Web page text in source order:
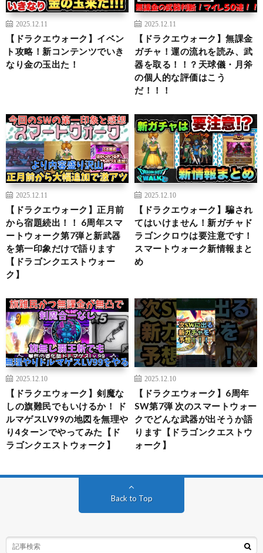
2025.12.11
【ドラクエウォーク】イベン
ト攻略！新コンテンツでいき
なり金の玉出た！
2025.12.11
【ドラクエウォーク】無課金
ガチャ！運の流れを読み、武
器を取る！！？天球儀・月斧
の個人的な評価はこう
だ！！！
2025.12.11
【ドラクエウォーク】正月前
から宿題続出！！ 6周年スマ
ートウォーク第7弾と新武器
を第一印象だけで語ります
【ドラゴンクエストウォー
ク】
2025.12.10
【ドラクエウォーク】騙され
てはいけません！新ガチャド
ラゴンクロウは要注意です！
スマートウォーク新情報まと
め
2025.12.10
【ドラクエウォーク】剣魔な
しの旗難民でもいけるか！ ド
ルマゲスLV99の地図を無理や
り4ターンでやってみた【ド
ラゴンクエストウォーク】
2025.12.10
【ドラクエウォーク】6周年
SW第7弾 次のスマートウォー
クでどんな武器が出そうか語
ります【ドラゴンクエストウ
ォーク】
Back to Top